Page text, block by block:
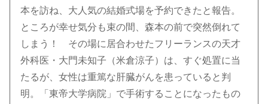
本を訪ね、大人気の結婚式場を予約できたと報告。
ところが幸せ気分も束の間、森本の前で突然倒れて
しまう！ その場に居合わせたフリーランスの天才
外科医・大門未知子（米倉涼子）は、すぐ処置に当
たるが、女性は重篤な肝臓がんを患っていると判
明。「東帝大学病院」で手術することになったもの